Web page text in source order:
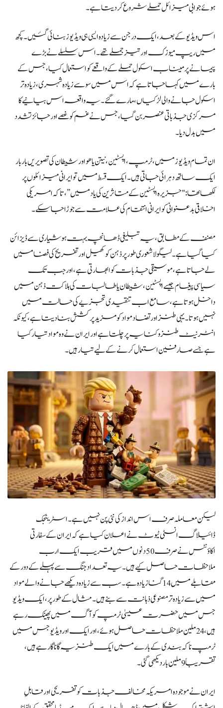
ہوئے جوابی میزائل حملے شروع کر دیتا ہے۔
اس ویڈیو کے بعد، ایک درجن سے زیادہ ایسی ہی ویڈیوز بنائی گئیں۔ کچھ
میں ریپ میوزک اور تیز جملے تھے۔ اس سلسلے نے بڑے
پیمانے پر میناب اسکول حملے کے واقعے کو استعمال کیا، جس کے
بارے میں کہا جاتا ہے کہ اس میں سو سے زیادہ شہری، زیادہ تر
اسکول جانے والی لڑکیاں، مارے گئے۔ یہ واقعہ اس بیانیے کا
مرکزی جذباتی عنصر بن گیا، جس نے غم کو غصے اور جائز تشدد
میں بدل دیا۔
ان تمام ویڈیوز میں، ٹرمپ، اپسٹین، نیتن یاھو اور شیطان کی تصویریں بار بار
ایک ساتھ دہرائی جاتی ہیں۔ ایک قسط میں تو ایرانی میزائلوں پر
لکھا تھا: "جزیرہ اپسٹین کے متاثرین کی یاد میں”، تاکہ امریکی
اخلاقی بدعنوانی کو ایرانی انتقام کی علامت سے جوڑا جا سکے۔
مصنف کے مطابق، یہ تبلیغی ڈھانچہ بہت ہوشیاری سے ڈیزائن
کیا گیا ہے۔ لیگو لاشعوری طور پر ذہن کو کھیل اور تفریح کی فضا میں
لے جاتا ہے، موسیقی جذبات کو ابھارتی ہے، اور جب تک
سیاسی پیغام جیسے اپسٹین، شیطان یا طالبات کی ہلاکت ذہن میں
داخل ہوتا ہے، سامع اب تنقیدی تجزیے کی حالت میں
نہیں ہوتا۔ یہی طنز اور تضاد مواد کو مزید پرکشش بنا دیتا ہے، کیونکہ
انٹرنیٹ طنز و کنایہ پر چلتا ہے اور ایران نے وہ مواد تیار کیا
ہے جسے صارفین استعمال کرنے کے لیے تیار ہیں۔
لیکن معاملہ صرف اس انداز کی نئی پن نہیں ہے۔ اسٹریٹجک
ڈائیلاگ انسٹی ٹیوٹ نے اعلان کیا ہے کہ ایران کے سفارتی
اکاؤنٹس نے صرف 50 دنوں میں قریب ایک ارب
ملاحظات حاصل کیے ہیں۔ یہ تعداد جنگ سے پہلے کے دور کے
مقابلے میں 14 گنا زیادہ ہے۔ سب سے زیادہ دیکھے جانے والے مواد
میں سے زیادہ تر مصنوعی ذہانت سے بنے ہیں۔ مثال کے طور پر، ایک ویڈیو
جس میں حضرت عیسیٰ ٹرمپ کو آگ میں پھینک رہے
ہیں، 24 ملین ملاحظات حاصل ہوئے، اور ایک اور ویڈیو جس میں
ٹرمپ ناکہ بندی کے بارے میں ایک طنزیہ گانا گا رہے ہیں،
تقریباً 9 ملین بار دیکھی گئی۔
ایران نے موجودہ امریکہ مخالف جذبات کو تفریحی اور قابلِ